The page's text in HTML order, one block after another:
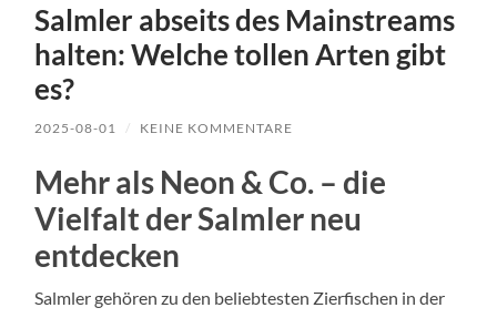
Salmler abseits des Mainstreams
halten: Welche tollen Arten gibt
es?
2025-08-01 / KEINE KOMMENTARE
Mehr als Neon & Co. – die
Vielfalt der Salmler neu
entdecken
Salmler gehören zu den beliebtesten Zierfischen in der